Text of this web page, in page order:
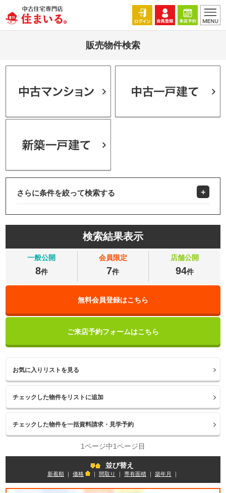
販売物件検索
さらに条件を絞って検索する
検索結果表示
一般公開
8件
会員限定
7件
店舗公開
94件
無料会員登録はこちら
ご来店予約フォームはこちら
お気に入りリストを見る
1ページ中1ページ目
並び替え
新着順 価格 間取り 専有面積 築年月